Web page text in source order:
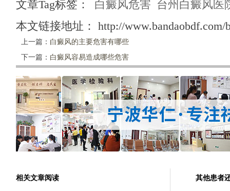
文章Tag标签： 白癜风危害 台州白癜风医
本文链接地址： http://www.bandaobdf.com/
上一篇： 白癜风的主要危害有哪些
下一篇： 白癜风容易造成哪些危害
相关文章阅读 其他患者